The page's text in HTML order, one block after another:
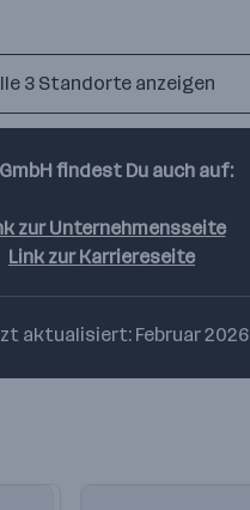
3 Standorte anzeigen
findest Du auch auf:
zur Unternehmensseite
Link zur Karriereseite
aktualisiert: Februar 2026